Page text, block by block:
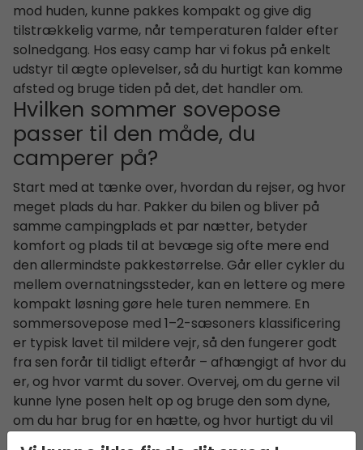
mod huden, kunne pakkes kompakt og give dig
tilstrækkelig varme, når temperaturen falder efter
solnedgang. Hos easy camp har vi fokus på enkelt
udstyr til ægte oplevelser, så du hurtigt kan komme
afsted og bruge tiden på det, det handler om.
Hvilken sommer sovepose
passer til den måde, du
camperer på?
Start med at tænke over, hvordan du rejser, og hvor
meget plads du har. Pakker du bilen og bliver på
samme campingplads et par nætter, betyder
komfort og plads til at bevæge sig ofte mere end
den allermindste pakkestørrelse. Går eller cykler du
mellem overnatningssteder, kan en lettere og mere
kompakt løsning gøre hele turen nemmere. En
sommersovepose med 1–2-sæsoners klassificering
er typisk lavet til mildere vejr, så den fungerer godt
fra sen forår til tidligt efterår – afhængigt af hvor du
er, og hvor varmt du sover. Overvej, om du gerne vil
kunne lyne posen helt op og bruge den som dyne,
om du har brug for en hætte, og hvor hurtigt du vil
kunne pakke sammen om morgenen. Netop de små